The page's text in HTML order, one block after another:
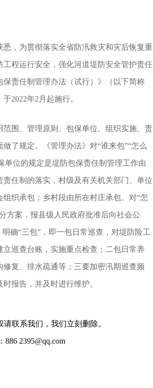
，为贯彻落实全省防汛救灾和灾后恢复重
程运行安全，强化河道堤防安全管护责任
责任制管理办法（试行）》（以下简称
2022年2月起施行。
范围、管理原则、包保单位、组织实施、责
了规定。《管理办法》对“谁来包”“怎么
单位的规定是堤防包保责任制管理工作由
任制的落实，村级及有关机关部门、单位
织承包；乡村段由所在村庄承包。对“怎
方案，报县级人民政府批准后向社会公
确“三包”，即一包日常巡查，对堤防险工
巡查台账，实施重点检查；二包日常养
复、排水疏通等；三要加密汛期巡查频
报告，并及时进行维护。
联系我们，我们立刻删除。
2395@qq.com